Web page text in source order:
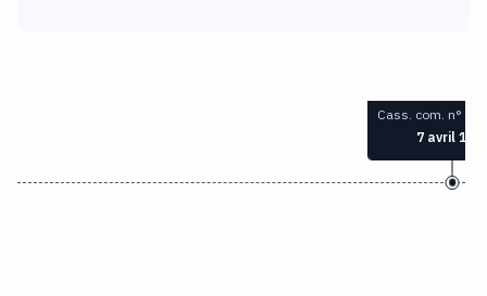
Cass. com. n°
7 avril